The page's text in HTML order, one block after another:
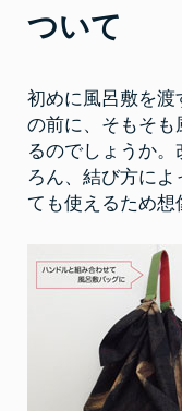
ついて
初めに風呂敷を渡
の前に、そもそも
るのでしょうか
ろん、結び方に
ても使えるため想